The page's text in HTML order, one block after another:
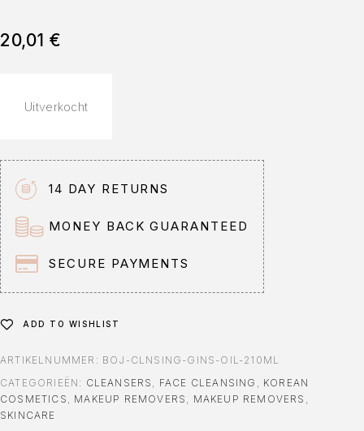
20,01 €
Uitverkocht
14 DAY RETURNS
MONEY BACK GUARANTEED
SECURE PAYMENTS
ADD TO WISHLIST
ARTIKELNUMMER: BOJ-CLNSING-GINS-OIL-210ML
CATEGORIEËN: CLEANSERS , FACE CLEANSING , KOREAN
COSMETICS , MAKEUP REMOVERS , MAKEUP REMOVERS ,
SKINCARE